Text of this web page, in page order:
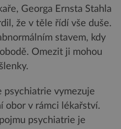
Georga Ernsta Stahla
že v těle řídí vše duše.
stavem, kdy
Omezit ji mohou
psychiatrie vymezuje
obor v rámci lékařství.
psychiatrie je